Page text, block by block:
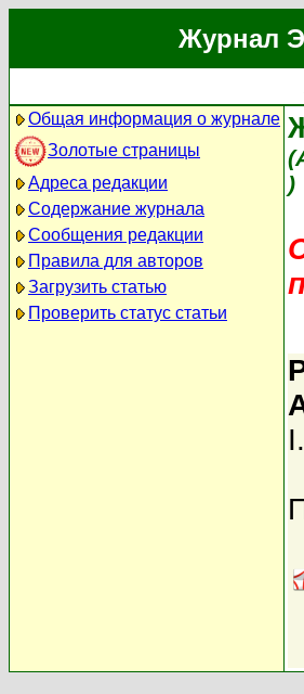
Журнал
Общая информация о журнале
Золотые страницы
Адреса редакции
Содержание журнала
Сообщения редакции
Правила для авторов
Загрузить статью
Проверить статус статьи
)